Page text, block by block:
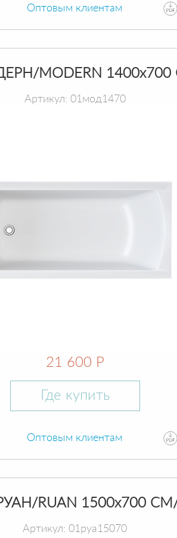
Оптовым клиентам
MODERN
Артикул: 01мод1470
21 600 Р
Где купить
Оптовым клиентам
RUAN 1500х700
Артикул: 01руа15070